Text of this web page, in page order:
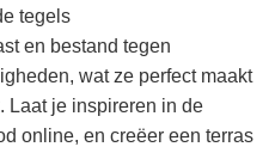
tegels
en bestand tegen
wat ze perfect maakt
Laat je inspireren in de
online, en creëer een terras